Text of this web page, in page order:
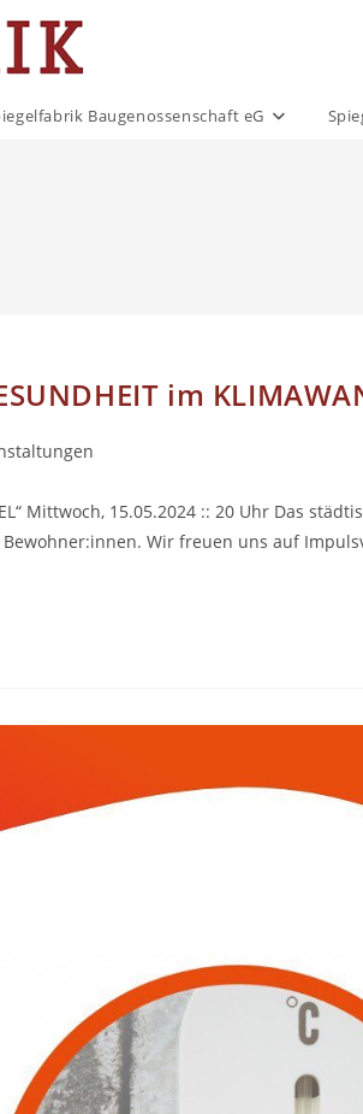
Baugenossenschaft eG
im
Mittwoch, 15.05.2024 :: 20 Uhr Das
Wir freuen uns auf